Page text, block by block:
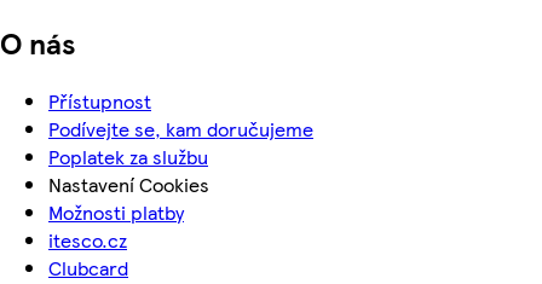
O nás
Přístupnost
Podívejte se, kam doručujeme
Poplatek za službu
Nastavení Cookies
Možnosti platby
itesco.cz
Clubcard